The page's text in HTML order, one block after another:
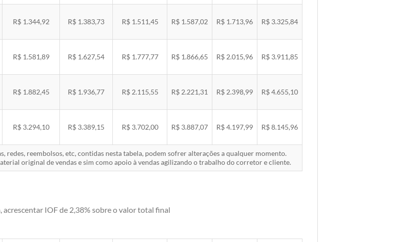
R$ 1.344,92 R$ 1.383,73 R$ 1.511,45 R$ 1.587,02 R$ 1.713,96 R$ 3.325,84
R$ 1.581,89 R$ 1.627,54 R$ 1.777,77 R$ 1.866,65 R$ 2.015,96 R$ 3.911,85
R$ 1.882,45 R$ 1.936,77 R$ 2.115,55 R$ 2.221,31 R$ 2.398,99 R$ 4.655,10
R$ 3.294,10 R$ 3.389,15 R$ 3.702,00 R$ 3.887,07 R$ 4.197,99 R$ 8.145,96
redes, reembolsos, etc, contidas nesta tabela, podem sofrer alterações a qualquer momento.
original de vendas e sim como apoio à vendas agilizando o trabalho do corretor e cliente.
IOF de 2,38% sobre o valor total final